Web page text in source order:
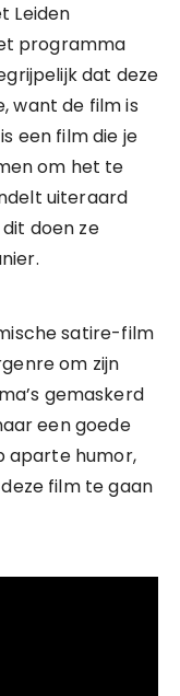
Leiden
programma
dat deze
want de film is
een film die je
om het te
uiteraard
doen ze
satire-film
om zijn
gemaskerd
een goede
aparte humor,
film te gaan